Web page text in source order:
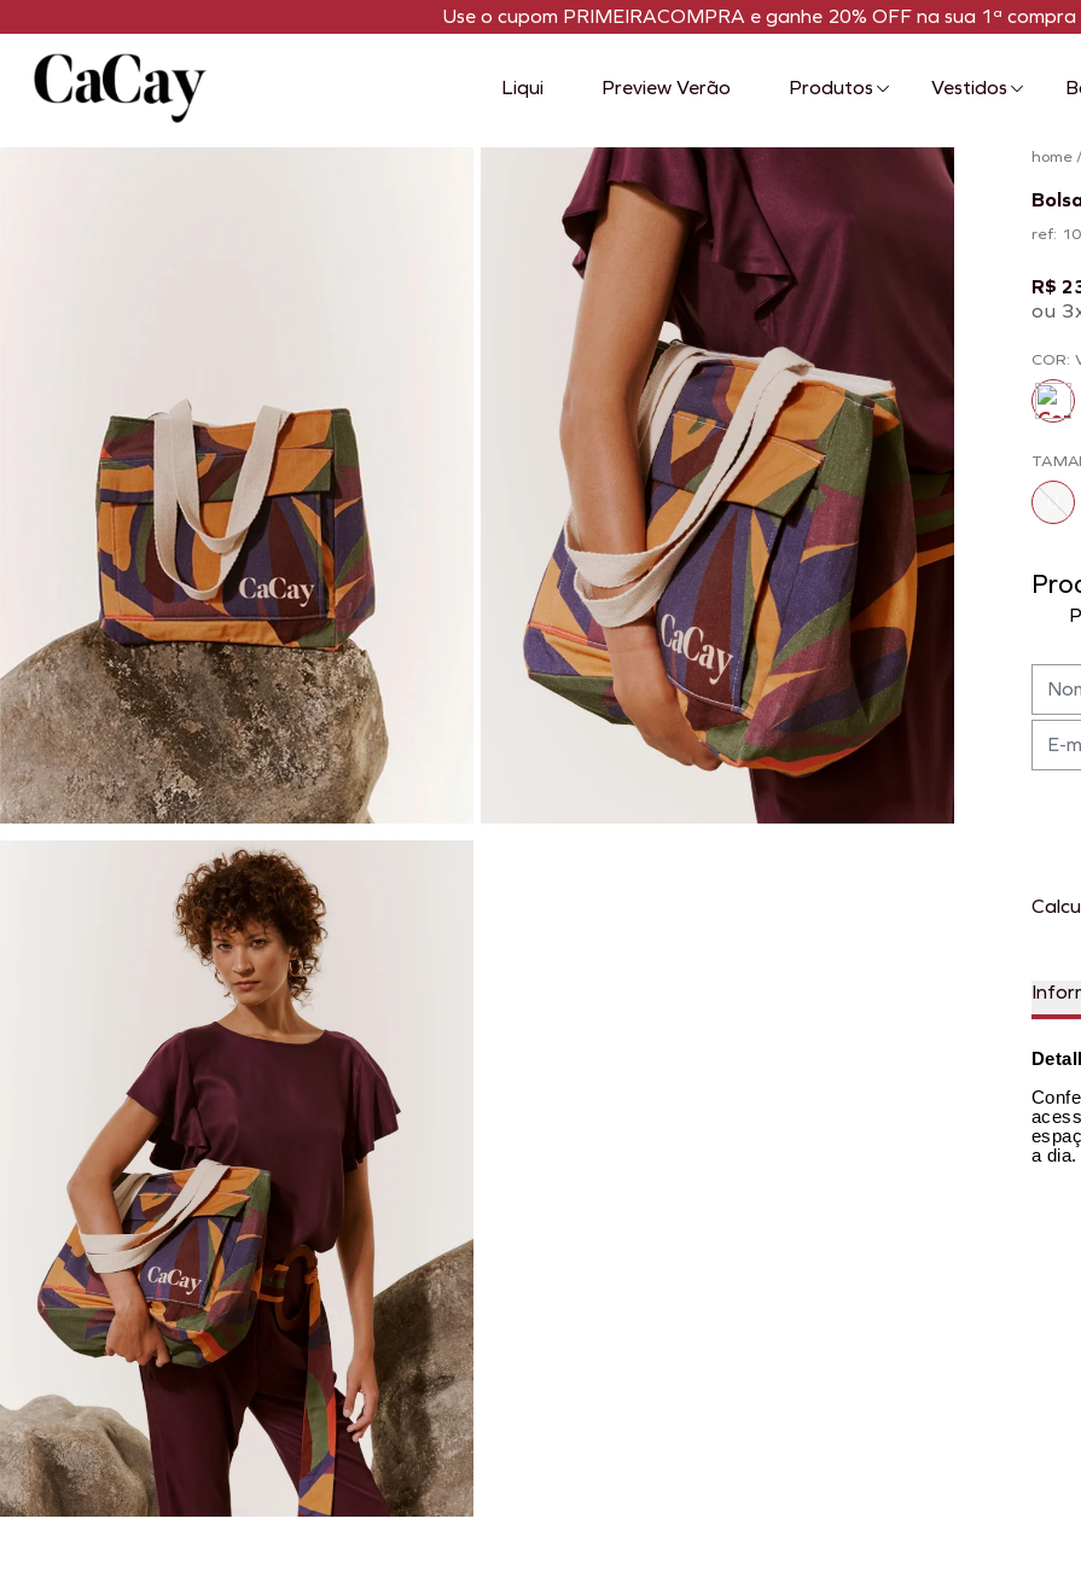
Use o cupom PRIMEIRACOMPRA e ganhe 20% OFF na sua 1ª
Liqui Preview Verão Produtos Vestidos
home/
ref:
R$
ou
COR:
U
a dia.